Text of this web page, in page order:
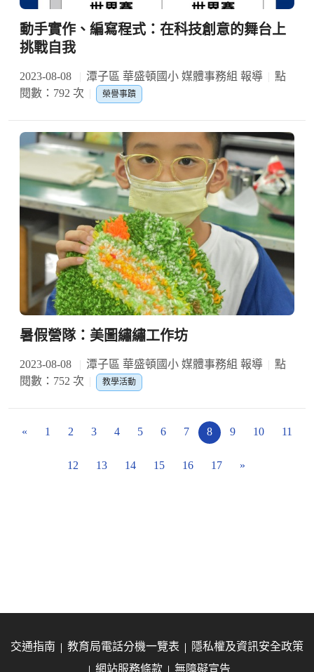
動手實作、編寫程式：在科技創意的舞台上
挑戰自我
2023-08-08 潭子區 華盛頓國小 媒體事務組 報導
點
閱數：792 次
榮譽事蹟
暑假營隊：美圖繡繡工作坊
2023-08-08 潭子區 華盛頓國小 媒體事務組 報導
點
閱數：752 次
教學活動
« 1 2 3 4 5 6 7 8 9 10 11
12 13 14 15 16 17 »
交通指南 教育局電話分機一覽表
隱私權及資訊安全政策
網站服務條款
無障礙宣告